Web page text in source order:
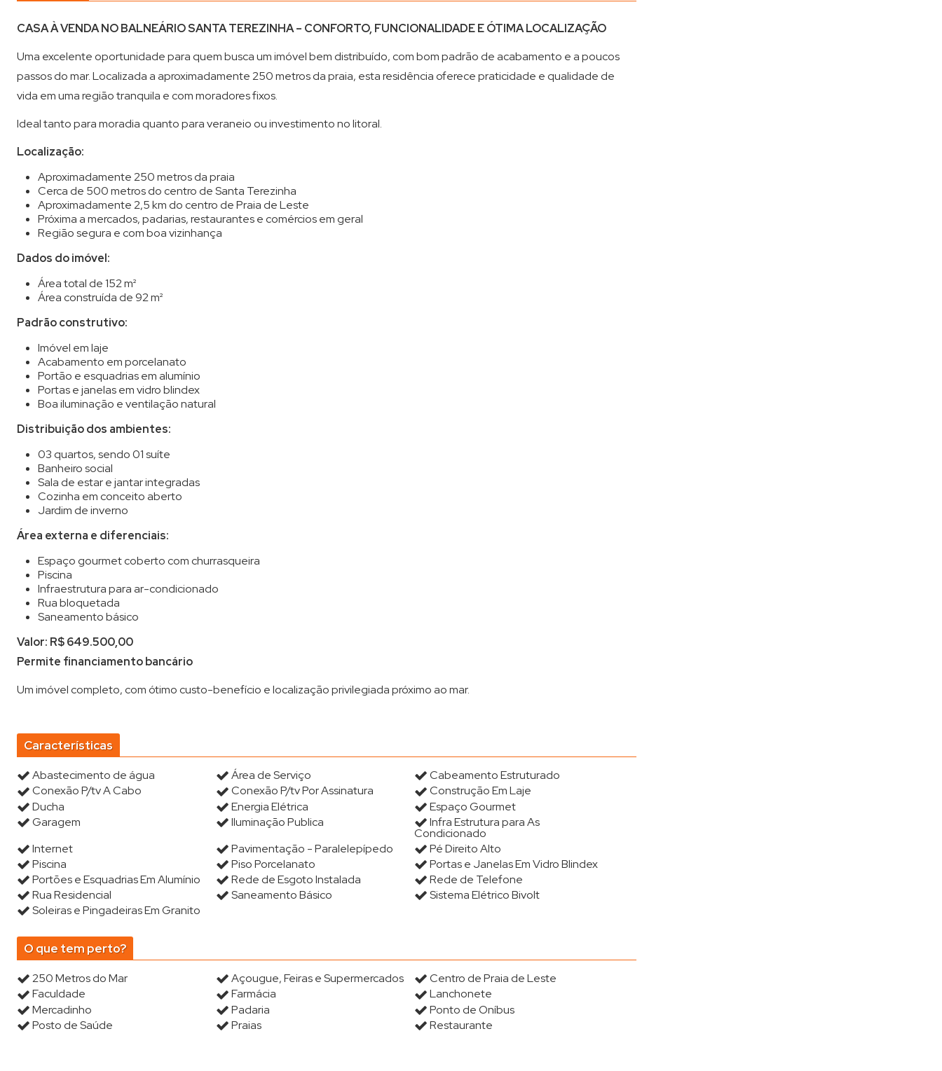
CASA À VENDA NO BALNEÁRIO SANTA TEREZINHA – CONFORTO, FUNCIONALIDADE E ÓTIMA LOCALIZAÇÃO
Uma excelente oportunidade para quem busca um imóvel bem distribuído, com bom padrão de acabamento e a poucos
passos do mar. Localizada a aproximadamente 250 metros da praia, esta residência oferece praticidade e qualidade de
vida em uma região tranquila e com moradores fixos.
Ideal tanto para moradia quanto para veraneio ou investimento no litoral.
Localização:
Aproximadamente 250 metros da praia
Cerca de 500 metros do centro de Santa Terezinha
Aproximadamente 2,5 km do centro de Praia de Leste
Próxima a mercados, padarias, restaurantes e comércios em geral
Região segura e com boa vizinhança
Dados do imóvel:
Área total de 152 m²
Área construída de 92 m²
Padrão construtivo:
Imóvel em laje
Acabamento em porcelanato
Portão e esquadrias em alumínio
Portas e janelas em vidro blindex
Boa iluminação e ventilação natural
Distribuição dos ambientes:
03 quartos, sendo 01 suíte
Banheiro social
Sala de estar e jantar integradas
Cozinha em conceito aberto
Jardim de inverno
Área externa e diferenciais:
Espaço gourmet coberto com churrasqueira
Piscina
Infraestrutura para ar-condicionado
Rua bloquetada
Saneamento básico
Valor: R$ 649.500,00
Permite financiamento bancário
Um imóvel completo, com ótimo custo-benefício e localização privilegiada próximo ao mar.
Características
Abastecimento de água Área de Serviço
Cabeamento Estruturado
Conexão P/tv A Cabo
Conexão P/tv Por Assinatura
Construção Em Laje
Ducha
Energia Elétrica
Espaço Gourmet
Garagem
Iluminação Publica Infra Estrutura para As
Condicionado
Internet
Pavimentação - Paralelepípedo
Pé Direito Alto
Piscina
Piso Porcelanato
Portas e Janelas Em Vidro Blindex
Portões e Esquadrias Em Alumínio
Rede de Esgoto Instalada
Rede de Telefone
Rua Residencial
Saneamento Básico
Sistema Elétrico Bivolt
Soleiras e Pingadeiras Em Granito
O que tem perto?
250 Metros do Mar Açougue, Feiras e Supermercados
Centro de Praia de Leste
Faculdade
Farmácia
Lanchonete
Mercadinho
Padaria
Ponto de Oníbus
Posto de Saúde
Praias Restaurante